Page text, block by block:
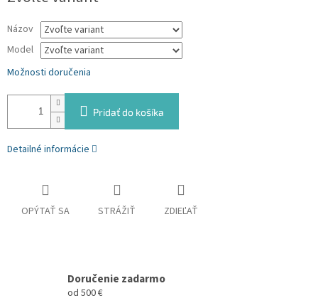
Názov
Model
Možnosti doručenia
Pridať do košíka
Detailné informácie
OPÝTAŤ SA STRÁŽIŤ ZDIEĽAŤ
Doručenie zadarmo
od 500 €